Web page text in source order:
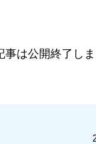
事は公開終了し